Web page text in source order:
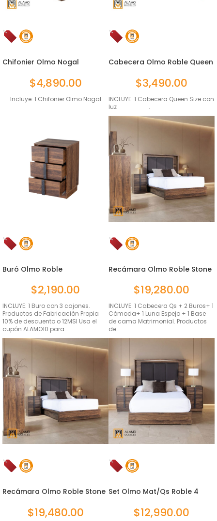
Chifonier Olmo Nogal
$4,890.00
Incluye: 1 Chifonier Olmo Nogal
Cabecera Olmo Roble Queen
$3,490.00
INCLUYE: 1 Cabecera Queen Size con
luz .
Buró Olmo Roble
$2,190.00
INCLUYE: 1 Buro con 3 cajones.
Productos de Fabricación Propia
10% de descuento o 12MSI Usa el
cupón ALAMO10 para…
Recámara Olmo Roble Stone
$19,280.00
INCLUYE: 1 Cabecera Qs + 2 Buros+ 1
Cómoda+ 1 Luna Espejo + 1 Base
de cama Matrimonial. Productos
de…
Recámara Olmo Roble Stone
$19,480.00
Set Olmo Mat/Qs Roble 4
$12,990.00